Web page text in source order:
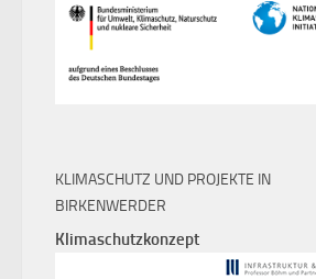
KLIMASCHUTZ UND PROJEKTE IN
BIRKENWERDER
Klimaschutzkonzept